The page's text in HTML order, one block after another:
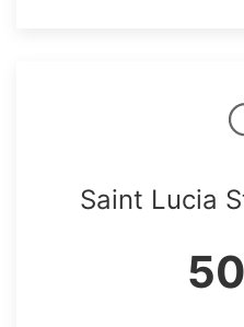
Saint Lucia